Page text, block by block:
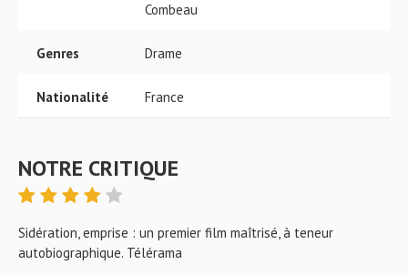
Combeau
Genres Drame
Nationalité France
NOTRE CRITIQUE
Sidération, emprise : un premier film maîtrisé, à teneur
autobiographique. Télérama